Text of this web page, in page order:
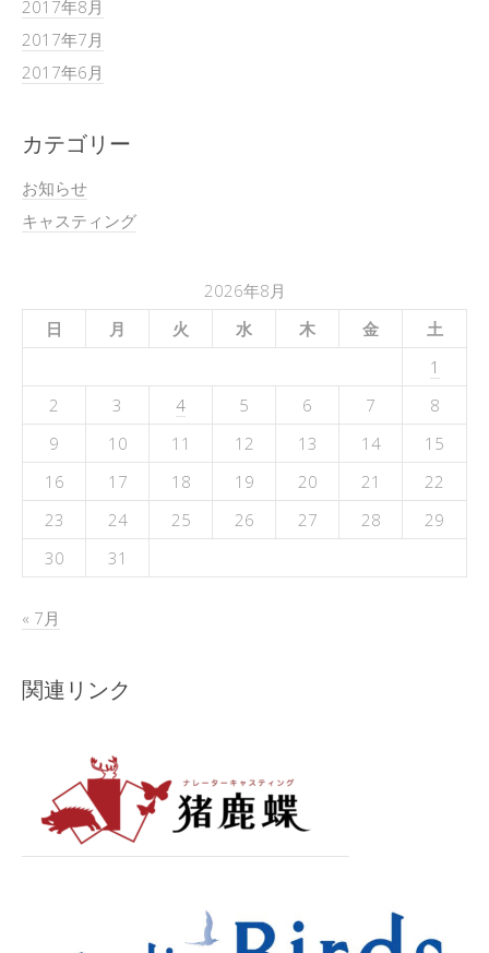
2017年8月
2017年7月
2017年6月
カテゴリー
お知らせ
キャスティング
2026年8月
日
月 火 水 木 金
土
1
2
3 4 5 6 7
8
9
10 11 12 13 14
15
16
17 18 19 20 21
22
23
24 25 26 27 28
29
30
31
« 7月
関連リンク